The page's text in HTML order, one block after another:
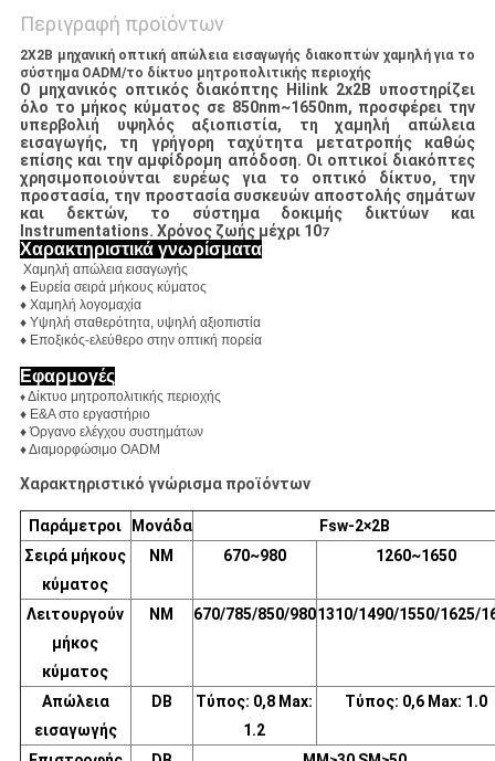
Περιγραφή προϊόντων
2X2B μηχανική οπτική απώλεια εισαγωγής διακοπτών χαμηλή για το
σύστημα OADM/το δίκτυο μητροπολιτικής περιοχής
Ο μηχανικός οπτικός διακόπτης Hilink 2x2B υποστηρίζει
όλο το μήκος κύματος σε 850nm~1650nm, προσφέρει την
υπερβολιή υψηλός αξιοπιστία, τη χαμηλή απώλεια
εισαγωγής, τη γρήγορη ταχύτητα μετατροπής καθώς
επίσης και την αμφίδρομη απόδοση. Οι οπτικοί διακόπτες
χρησιμοποιούνται ευρέως για το οπτικό δίκτυο, την
προστασία, την προστασία συσκευών αποστολής σημάτων
και δεκτών, το σύστημα δοκιμής δικτύων και
Instrumentations. Χρόνος ζωής μέχρι 107
Χαρακτηριστικά γνωρίσματα
Χαμηλή απώλεια εισαγωγής
♦ Ευρεία σειρά μήκους κύματος
♦ Χαμηλή λογομαχία
♦ Υψηλή σταθερότητα, υψηλή αξιοπιστία
♦ Εποξικός-ελεύθερο στην οπτική πορεία
Εφαρμογές
♦Δίκτυο μητροπολιτικής περιοχής
♦ Ε&Α στο εργαστήριο
♦ Όργανο ελέγχου συστημάτων
♦ Διαμορφώσιμο OADM
Χαρακτηριστικό γνώρισμα προϊόντων
Παράμετροι Μονάδα
Fsw-2×2B
Σειρά μήκους
κύματος
NM 670~980 1260~1650
Λειτουργούν
μήκος
κύματος
NM 670/785/850/9801310/1490/1550/1625/
Απώλεια
εισαγωγής
DB
Τύπος: 0,8 Max:
1.2
Τύπος: 0,6 Max: 1.0